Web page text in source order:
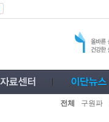
전체 구원파